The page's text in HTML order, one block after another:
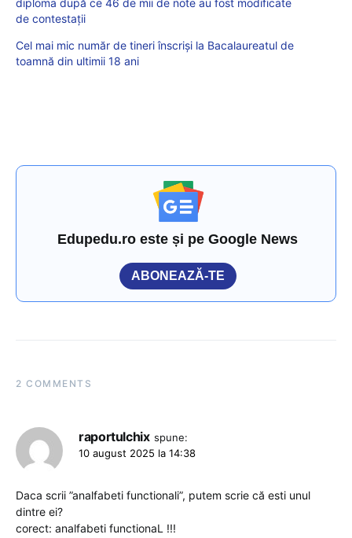
diploma după ce 46 de mii de note au fost modificate
de contestații
Cel mai mic număr de tineri înscriși la Bacalaureatul de
toamnă din ultimii 18 ani
Edupedu.ro este și pe Google News
ABONEAZĂ-TE
2 COMMENTS
raportulchix spune:
10 august 2025 la 14:38
Daca scrii ”analfabeti functionali”, putem scrie că esti unul
dintre ei?
corect: analfabeti functionaL !!!